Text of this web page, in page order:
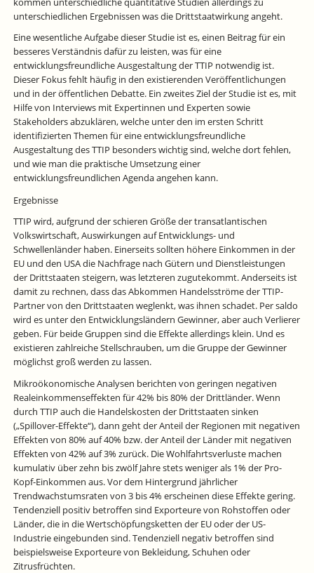
unterschiedlichen Ergebnissen was die Drittstaatwirkung angeht.
Eine wesentliche Aufgabe dieser Studie ist es, einen Beitrag für ein
besseres Verständnis dafür zu leisten, was für eine
entwicklungsfreundliche Ausgestaltung der TTIP notwendig ist.
Dieser Fokus fehlt häufig in den existierenden Veröffentlichungen
und in der öffentlichen Debatte. Ein zweites Ziel der Studie ist es, mit
Hilfe von Interviews mit Expertinnen und Experten sowie
Stakeholders abzuklären, welche unter den im ersten Schritt
identifizierten Themen für eine entwicklungsfreundliche
Ausgestaltung des TTIP besonders wichtig sind, welche dort fehlen,
und wie man die praktische Umsetzung einer
entwicklungsfreundlichen Agenda angehen kann.
Ergebnisse
TTIP wird, aufgrund der schieren Größe der transatlantischen
Volkswirtschaft, Auswirkungen auf Entwicklungs- und
Schwellenländer haben. Einerseits sollten höhere Einkommen in der
EU und den USA die Nachfrage nach Gütern und Dienstleistungen
der Drittstaaten steigern, was letzteren zugutekommt. Anderseits ist
damit zu rechnen, dass das Abkommen Handelsströme der TTIP-
Partner von den Drittstaaten weglenkt, was ihnen schadet. Per saldo
wird es unter den Entwicklungsländern Gewinner, aber auch Verlierer
geben. Für beide Gruppen sind die Effekte allerdings klein. Und es
existieren zahlreiche Stellschrauben, um die Gruppe der Gewinner
möglichst groß werden zu lassen.
Mikroökonomische Analysen berichten von geringen negativen
Realeinkommenseffekten für 42% bis 80% der Drittländer. Wenn
durch TTIP auch die Handelskosten der Drittstaaten sinken
(„Spillover-Effekte“), dann geht der Anteil der Regionen mit negativen
Effekten von 80% auf 40% bzw. der Anteil der Länder mit negativen
Effekten von 42% auf 3% zurück. Die Wohlfahrtsverluste machen
kumulativ über zehn bis zwölf Jahre stets weniger als 1% der Pro-
Kopf-Einkommen aus. Vor dem Hintergrund jährlicher
Trendwachstumsraten von 3 bis 4% erscheinen diese Effekte gering.
Tendenziell positiv betroffen sind Exporteure von Rohstoffen oder
Länder, die in die Wertschöpfungsketten der EU oder der US-
Industrie eingebunden sind. Tendenziell negativ betroffen sind
beispielsweise Exporteure von Bekleidung, Schuhen oder
Zitrusfrüchten.